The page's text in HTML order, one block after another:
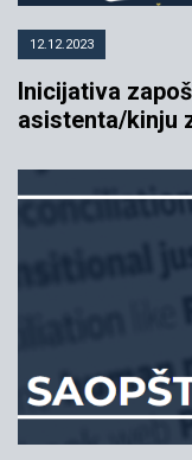
12.12.2023
Inicijativa
asistenta/kinju